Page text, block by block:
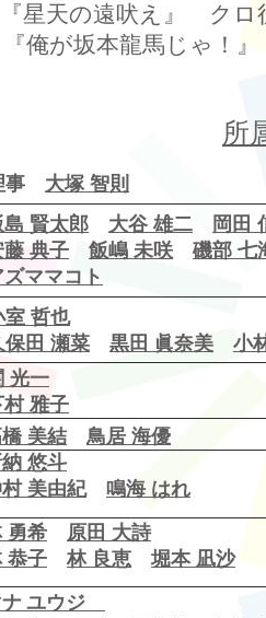
遠吠え』 クロ
『俺が坂本龍馬じゃ！
所
事 大塚 智則
島 賢太郎
大谷 雄二
岡田
藤 典子
飯嶋 未咲
磯部 七
ズママコト
室 哲也
保田 瀬菜
黒田 眞奈美
小
光一
村 雅子
美結
鳥居 海優
悠斗
美由紀
鳴海 はれ
勇希
原田 大詩
恭子
林 良恵 堀本 凪沙
ナ ユウジ